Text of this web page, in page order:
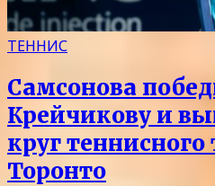
ТЕННИС
Самсонова
Крейчикову и
круг теннисного
Торонто